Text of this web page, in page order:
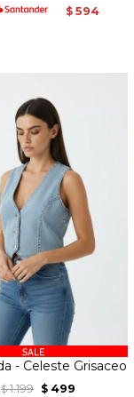
$ 594
- Celeste Grisaceo
$ 1.199 $ 499